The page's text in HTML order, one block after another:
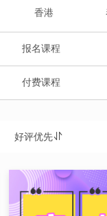
香港
报名课程
付费课程
好评优先